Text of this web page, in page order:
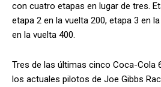
con cuatro etapas en lugar de tres.
etapa 2 en la vuelta 200, etapa 3 en
en la vuelta 400.
Tres de las últimas cinco Coca-Cola
los actuales pilotos de Joe Gibbs